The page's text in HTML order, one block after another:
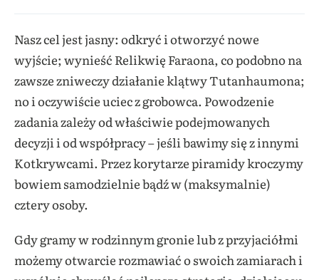
Nasz cel jest jasny: odkryć i otworzyć nowe
wyjście; wynieść Relikwię Faraona, co podobno na
zawsze zniweczy działanie klątwy Tutanhaumona;
no i oczywiście uciec z grobowca. Powodzenie
zadania zależy od właściwie podejmowanych
decyzji i od współpracy – jeśli bawimy się z innymi
Kotkrywcami. Przez korytarze piramidy kroczymy
bowiem samodzielnie bądź w (maksymalnie)
cztery osoby.
Gdy gramy w rodzinnym gronie lub z przyjaciółmi
możemy otwarcie rozmawiać o swoich zamiarach i